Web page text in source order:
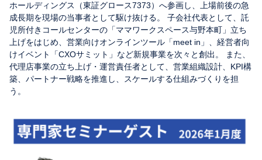
ホールディングス（東証グロース7373）へ参画し、上場前後の急
成長期を現場の当事者として駆け抜ける。 子会社代表として、託
児所付きコールセンターの「ママワークスペース与野本町」立ち
上げをはじめ、営業向けオンラインツール「meet in」、経営者向
けイベント「CXOサミット」など新規事業を次々と創出。 また、
代理店事業の立ち上げ・運営責任者として、営業組織設計、KPI構
築、パートナー戦略を推進し、スケールする仕組みづくりを担
う。